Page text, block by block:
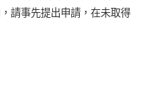
請事先提出申請，在未取得